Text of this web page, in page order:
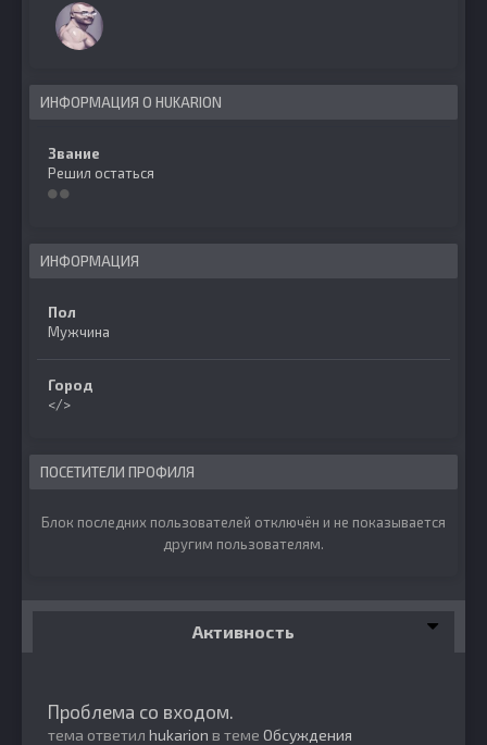
ИНФОРМАЦИЯ О HUKARION
Звание
Решил остаться
ИНФОРМАЦИЯ
Пол
Мужчина
Город
</>
ПОСЕТИТЕЛИ ПРОФИЛЯ
Блок последних пользователей отключён и не показывается
другим пользователям.
Активность
Проблема со входом.
тема ответил hukarion в теме Обсуждения